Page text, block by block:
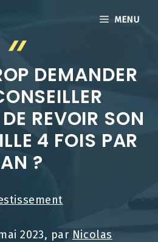
MENU
DEMANDER
REVOIR SON
4 FOIS PAR
AN ?
2023, par Nicolas